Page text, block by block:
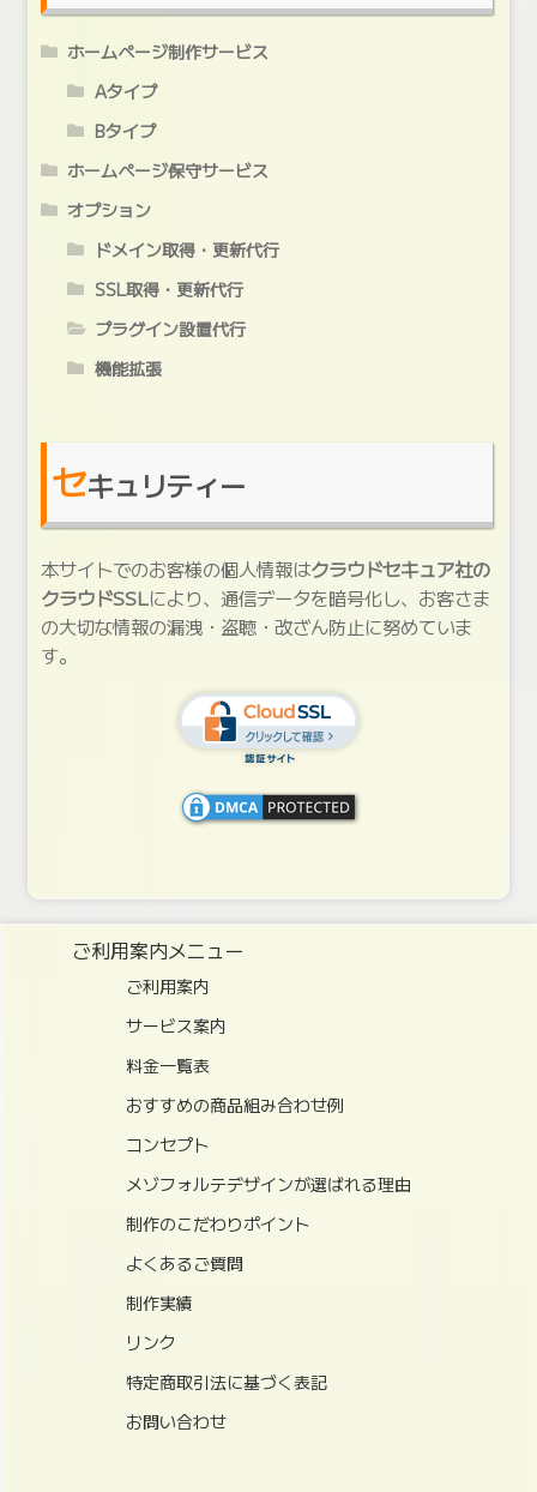
ホームページ制作サービス
Aタイプ
Bタイプ
ホームページ保守サービス
オプション
ドメイン取得・更新代行
SSL取得・更新代行
プラグイン設置代行
機能拡張
セキュリティー
本サイトでのお客様の個人情報はクラウドセキュア社の
クラウドSSLにより、通信データを暗号化し、お客さま
の大切な情報の漏洩・盗聴・改ざん防止に努めていま
す。
ご利用案内メニュー
ご利用案内
サービス案内
料金一覧表
おすすめの商品組み合わせ例
コンセプト
メゾフォルテデザインが選ばれる理由
制作のこだわりポイント
よくあるご質問
制作実績
リンク
特定商取引法に基づく表記
お問い合わせ